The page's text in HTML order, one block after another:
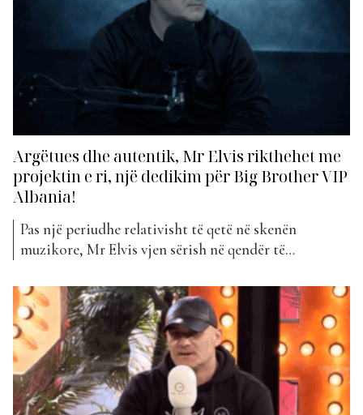
Argëtues dhe autentik, Mr Elvis rikthehet me
projektin e ri, një dedikim për Big Brother VIP
Albania!
Pas një periudhe relativisht të qetë në skenën
muzikore, Mr Elvis vjen sërish në qendër të
publiku. Artisti, i njohur për stilin e tij të veçantë
dhe tekstet që shpesh reflektojnë realitetin dhe
fenomenet sociale, këtë herë ka zgjedhur...